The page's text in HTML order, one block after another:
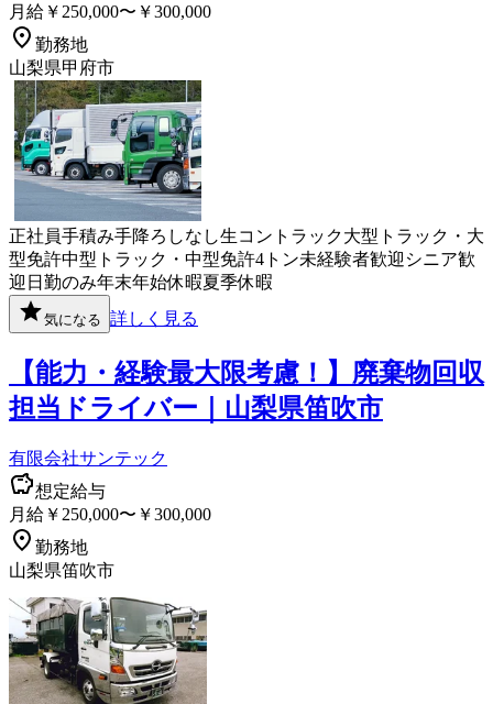
月給￥250,000〜￥300,000
勤務地
山梨県甲府市
正社員手積み手降ろしなし生コン トラック大型トラック・大
型免許中型トラック・中型免許4トン未経験者歓迎 シニア歓
迎 日勤のみ年末年始休暇夏季休暇
気になる 詳しく見る
【能力・経験最大限考慮！】廃棄物回収
担当ドライバー｜山梨県笛吹市
有限会社サンテック
想定給与
月給￥250,000〜￥300,000
勤務地
山梨県笛吹市